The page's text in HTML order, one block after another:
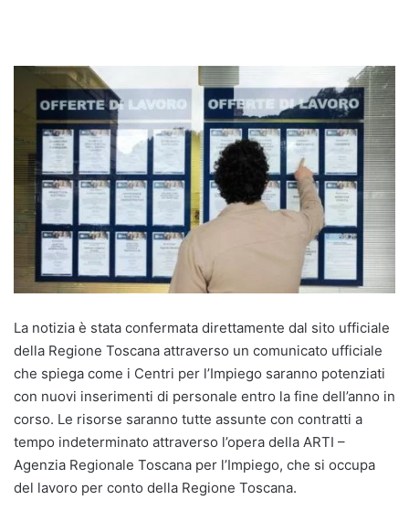
La notizia è stata confermata direttamente dal sito ufficiale
della Regione Toscana attraverso un comunicato ufficiale
che spiega come i Centri per l’Impiego saranno potenziati
con nuovi inserimenti di personale entro la fine dell’anno in
corso. Le risorse saranno tutte assunte con contratti a
tempo indeterminato attraverso l’opera della ARTI –
Agenzia Regionale Toscana per l’Impiego, che si occupa
del lavoro per conto della Regione Toscana.